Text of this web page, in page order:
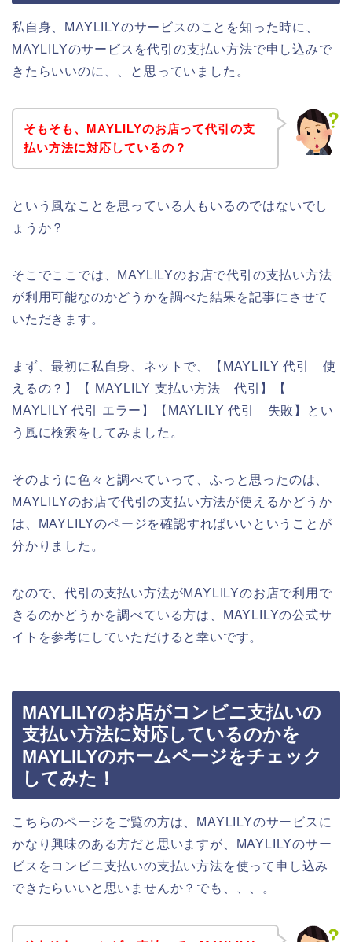
私自身、MAYLILYのサービスのことを知った時に、
MAYLILYのサービスを代引の支払い方法で申し込みで
きたらいいのに、、と思っていました。
そもそも、MAYLILYのお店って代引の支
払い方法に対応しているの？
という風なことを思っている人もいるのではないでし
ょうか？
そこでここでは、MAYLILYのお店で代引の支払い方法
が利用可能なのかどうかを調べた結果を記事にさせて
いただきます。
まず、最初に私自身、ネットで、【MAYLILY 代引 使
えるの？】【 MAYLILY 支払い方法 代引】【
MAYLILY 代引 エラー】【MAYLILY 代引 失敗】とい
う風に検索をしてみました。
そのように色々と調べていって、ふっと思ったのは、
MAYLILYのお店で代引の支払い方法が使えるかどうか
は、MAYLILYのページを確認すればいいということが
分かりました。
なので、代引の支払い方法がMAYLILYのお店で利用で
きるのかどうかを調べている方は、MAYLILYの公式サ
イトを参考にしていただけると幸いです。
MAYLILYのお店がコンビニ支払いの
支払い方法に対応しているのかを
MAYLILYのホームページをチェック
してみた！
こちらのページをご覧の方は、MAYLILYのサービスに
かなり興味のある方だと思いますが、MAYLILYのサー
ビスをコンビニ支払いの支払い方法を使って申し込み
できたらいいと思いませんか？でも、、、。